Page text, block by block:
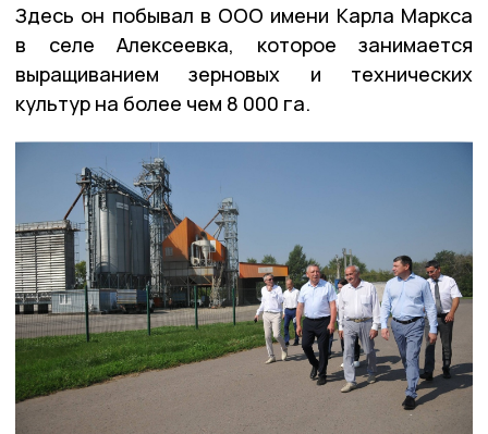
Здесь он побывал в ООО имени Карла Маркса
в селе Алексеевка, которое занимается
выращиванием зерновых и технических
культур на более чем 8 000 га.